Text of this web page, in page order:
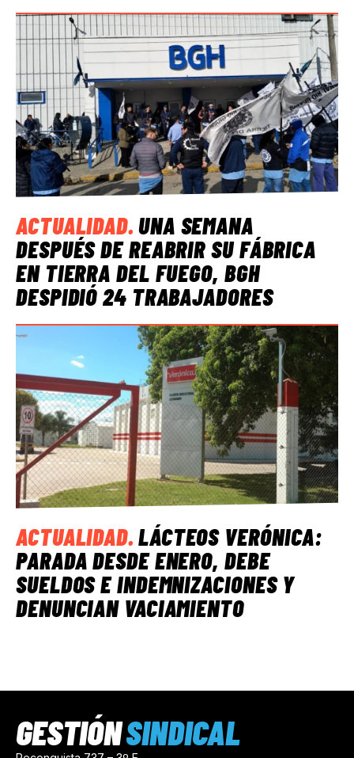
ACTUALIDAD.UNA SEMANA
DESPUÉS DE REABRIR SU FÁBRICA
EN TIERRA DEL FUEGO, BGH
DESPIDIÓ 24 TRABAJADORES
ACTUALIDAD.LÁCTEOS VERÓNICA:
PARADA DESDE ENERO, DEBE
SUELDOS E INDEMNIZACIONES Y
DENUNCIAN VACIAMIENTO
GESTIÓNSINDICAL